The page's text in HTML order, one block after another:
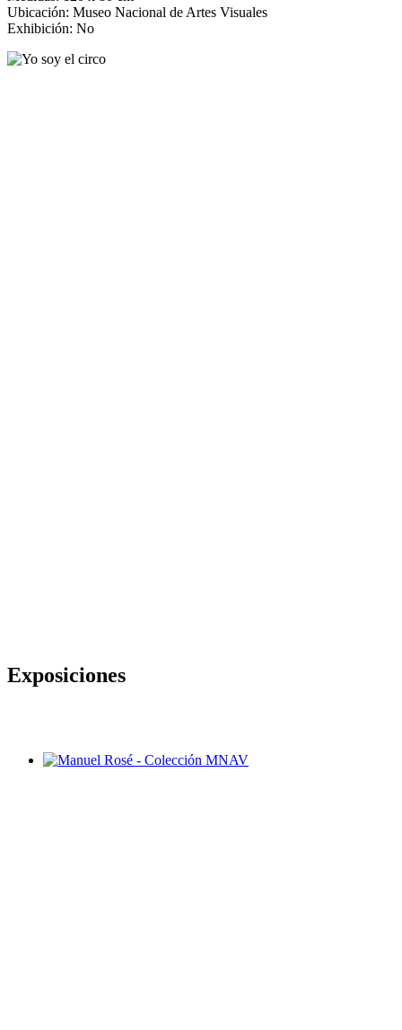
Ubicación: Museo Nacional de Artes Visuales
Exhibición: No
Exposiciones